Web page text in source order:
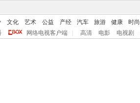
文化 艺术 公益 产经 汽车 旅游 健康 时尚
网络电视客户端 高清 电影 电视剧